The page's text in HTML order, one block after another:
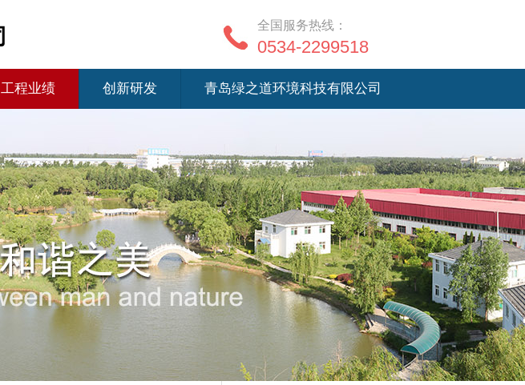
全国服务热线：
0534-2299518
工程业绩 创新研发 青岛绿之道环境科技有限公司